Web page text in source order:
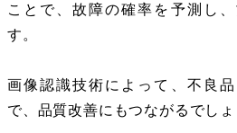
ことで、故障の確率を予測し
す。
画像認識技術によって、不良
で、品質改善にもつながるでしょ